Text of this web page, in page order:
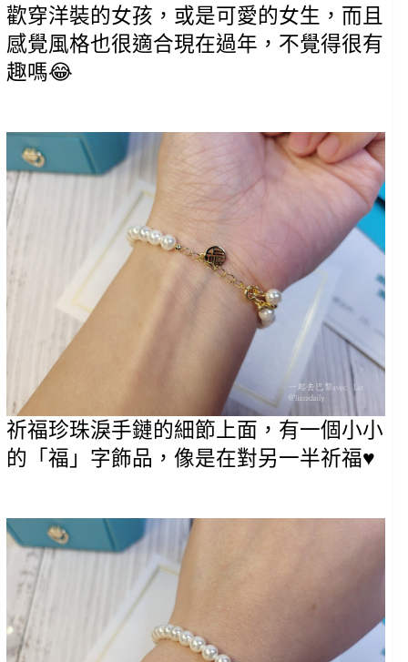
歡穿洋裝的女孩，或是可愛的女生，而且
感覺風格也很適合現在過年，不覺得很有
趣嗎😂
祈福珍珠淚手鏈的細節上面，有一個小小
的「福」字飾品，像是在對另一半祈福♥️